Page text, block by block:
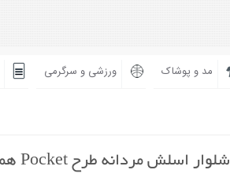
مد و پوشاک ورزشی و سرگرمی
شلوار اسلش مردانه طرح Pocket همراه مارکت